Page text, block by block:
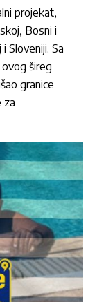
projekat,
Bosni i
Sloveniji. Sa
šireg
granice
za